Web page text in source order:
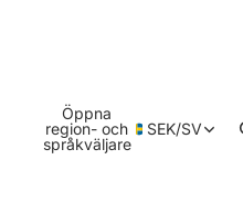
Öppna
region- och
språkväljare
SEK/SV